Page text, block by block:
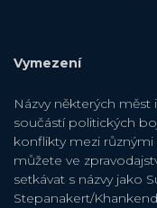
Vymezení
Názvy některých měst
součástí politických
konflikty mezi
můžete ve
setkávat s názvy jako
Stepanakert/